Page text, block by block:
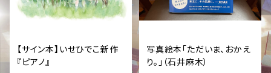
【サイン本】いせひでこ新作
『ピアノ』
写真絵本「ただいま、おかえ
り。」（石井麻木）